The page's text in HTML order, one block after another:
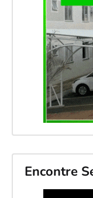
Encontre